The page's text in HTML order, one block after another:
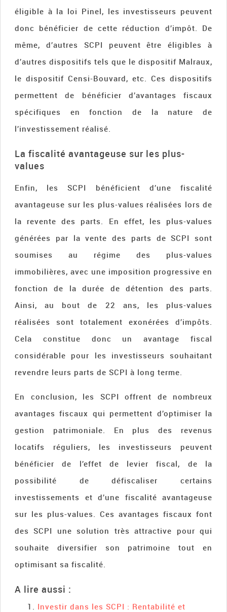
éligible à la loi Pinel, les investisseurs peuvent
donc bénéficier de cette réduction d’impôt. De
même, d’autres SCPI peuvent être éligibles à
d’autres dispositifs tels que le dispositif Malraux,
le dispositif Censi-Bouvard, etc. Ces dispositifs
permettent de bénéficier d’avantages fiscaux
spécifiques en fonction de la nature de
l’investissement réalisé.
La fiscalité avantageuse sur les plus-
values
Enfin, les SCPI bénéficient d’une fiscalité
avantageuse sur les plus-values réalisées lors de
la revente des parts. En effet, les plus-values
générées par la vente des parts de SCPI sont
soumises au régime des plus-values
immobilières, avec une imposition progressive en
fonction de la durée de détention des parts.
Ainsi, au bout de 22 ans, les plus-values
réalisées sont totalement exonérées d’impôts.
Cela constitue donc un avantage fiscal
considérable pour les investisseurs souhaitant
revendre leurs parts de SCPI à long terme.
En conclusion, les SCPI offrent de nombreux
avantages fiscaux qui permettent d’optimiser la
gestion patrimoniale. En plus des revenus
locatifs réguliers, les investisseurs peuvent
bénéficier de l’effet de levier fiscal, de la
possibilité de défiscaliser certains
investissements et d’une fiscalité avantageuse
sur les plus-values. Ces avantages fiscaux font
des SCPI une solution très attractive pour qui
souhaite diversifier son patrimoine tout en
optimisant sa fiscalité.
A lire aussi :
Investir dans les SCPI : Rentabilité et